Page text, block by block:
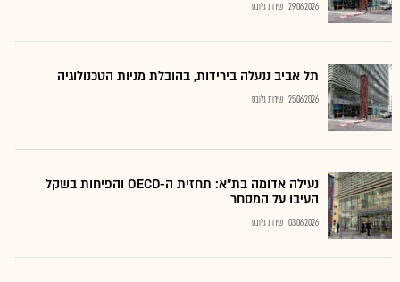
29.06.2026 שירות גלובס
תל אביב ננעלה בירידות, בהובלת מניות הטכנולוגיה
25.06.2026 שירות גלובס
נעילה אדומה בת"א: תחזית ה-OECD והפיחות בשקל
העיבו על המסחר
03.06.2026 שירות גלובס